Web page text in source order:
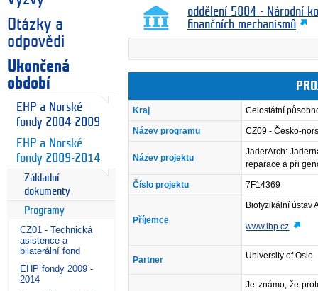
Otázky a
odpovědi
Ukončená
období
EHP a Norské
fondy 2004-2009
EHP a Norské
fondy 2009-2014
Základní
dokumenty
Programy
CZ01 - Technická
asistence a
bilaterální fond
EHP fondy 2009 -
2014
oddělení 5804 - Národní
finančních mechanismů
Kraj Celostátní
Název programu CZ09 - Česko-
Název projektu
JaderArch:
reparace a při
Číslo projektu 7F14369
Příjemce
Biofyzikální ústav
www.ibp.cz
Partner University of Oslo
Je známo, že